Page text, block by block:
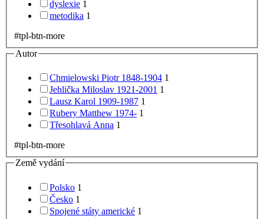
dyslexie 1
metodika 1
#tpl-btn-more
Autor
Chmielowski Piotr 1848-1904 1
Jehlička Miloslav 1921-2001 1
Lausz Karol 1909-1987 1
Rubery Matthew 1974- 1
Třesohlavá Anna 1
#tpl-btn-more
Země vydání
Polsko 1
Česko 1
Spojené státy americké 1